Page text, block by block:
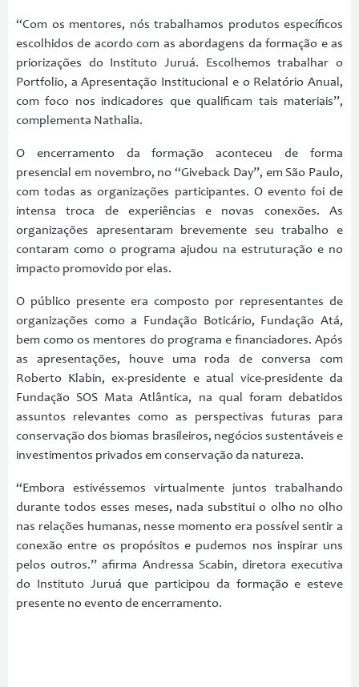
“Com os mentores, nós trabalhamos produtos específicos
escolhidos de acordo com as abordagens da formação e as
priorizações do Instituto Juruá. Escolhemos trabalhar o
Portfolio, a Apresentação Institucional e o Relatório Anual,
com foco nos indicadores que qualificam tais materiais”,
complementa Nathalia.
O encerramento da formação aconteceu de forma
presencial em novembro, no “Giveback Day”, em São Paulo,
com todas as organizações participantes. O evento foi de
intensa troca de experiências e novas conexões. As
organizações apresentaram brevemente seu trabalho e
contaram como o programa ajudou na estruturação e no
impacto promovido por elas.
O público presente era composto por representantes de
organizações como a Fundação Boticário, Fundação Atá,
bem como os mentores do programa e financiadores. Após
as apresentações, houve uma roda de conversa com
Roberto Klabin, ex-presidente e atual vice-presidente da
Fundação SOS Mata Atlântica, na qual foram debatidos
assuntos relevantes como as perspectivas futuras para
conservação dos biomas brasileiros, negócios sustentáveis e
investimentos privados em conservação da natureza.
“Embora estivéssemos virtualmente juntos trabalhando
durante todos esses meses, nada substitui o olho no olho
nas relações humanas, nesse momento era possível sentir a
conexão entre os propósitos e pudemos nos inspirar uns
pelos outros.” afirma Andressa Scabin, diretora executiva
do Instituto Juruá que participou da formação e esteve
presente no evento de encerramento.